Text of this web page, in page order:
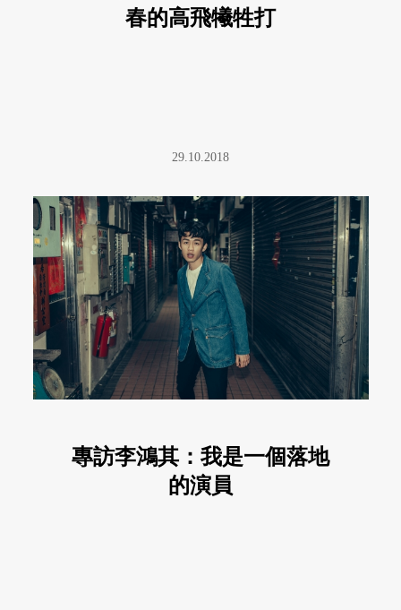
春的高飛犧牲打
29.10.2018
專訪李鴻其：我是一個落地
的演員